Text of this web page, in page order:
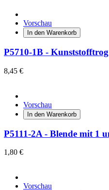
Vorschau
In den Warenkorb
P5710-1B -
8,45 €
Vorschau
In den Warenkorb
P5111-2A - Blende mit 1
1,80 €
Vorschau